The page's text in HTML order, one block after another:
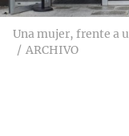
Una mujer, frente a
ARCHIVO